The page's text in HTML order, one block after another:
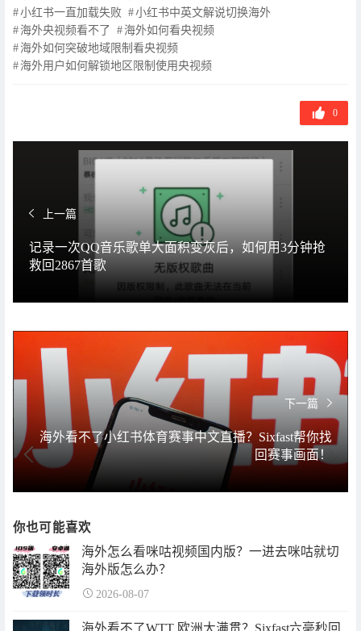
小红书一直加载失败
小红书中英文解说切换海外
海外央视频看不了
海外如何看央视频
海外如何突破地域限制看央视频
海外用户如何解锁地区限制使用央视频
0
上一篇
记录一次QQ音乐歌单大面积变灰后，如何用3分钟抢
救回2867首歌
下一篇
海外看不了小红书体育赛事中文直播？Sixfast帮你找
回赛事画面！
你也可能喜欢
海外怎么看咪咕视频国内版？一进去咪咕就切
海外版怎么办？
2026-08-07
海外看不了WTT 欧洲大满贯？Sixfast六毫秒回